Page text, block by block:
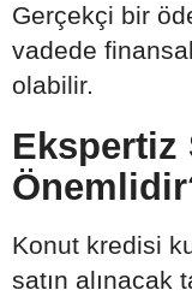
Gerçekçi bir
vadede
olabilir.
Ekspertiz
Konut kredisi
satın alınacak